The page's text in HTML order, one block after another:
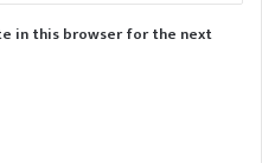
in this browser for the next